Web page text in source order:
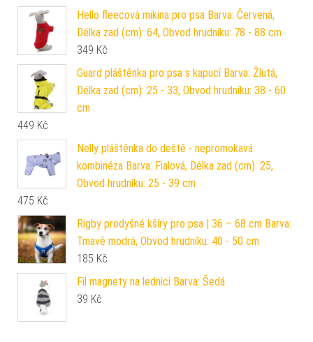
Hello fleecová mikina pro psa Barva: Červená,
Délka zad (cm): 64, Obvod hrudníku: 78 - 88 cm
349 Kč
Guard pláštěnka pro psa s kapucí Barva: Žlutá,
Délka zad (cm): 25 - 33, Obvod hrudníku: 38 - 60
cm
449 Kč
Nelly pláštěnka do deště - nepromokavá
kombinéza Barva: Fialová, Délka zad (cm): 25,
Obvod hrudníku: 25 - 39 cm
475 Kč
Rigby prodyšné kšíry pro psa | 36 – 68 cm Barva:
Tmavě modrá, Obvod hrudníku: 40 - 50 cm
185 Kč
Fil magnety na lednici Barva: Šedá
39 Kč